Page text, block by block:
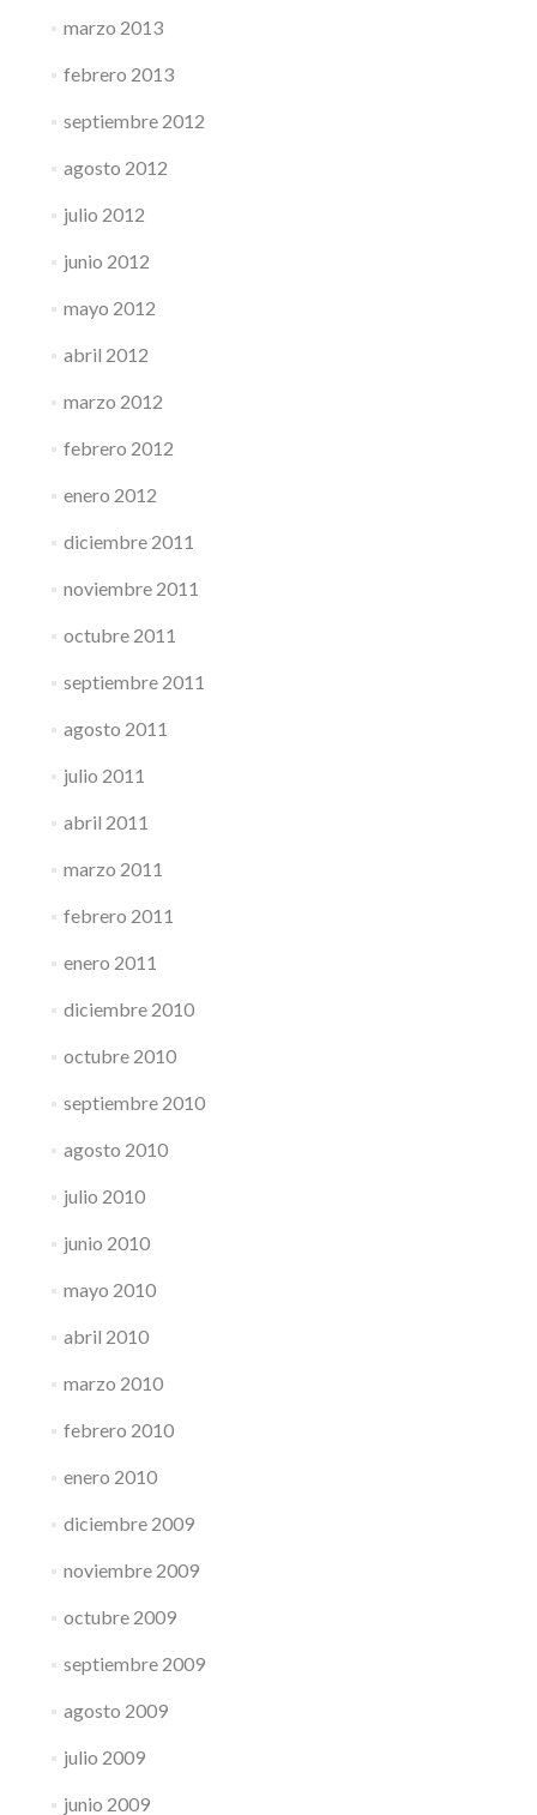
marzo 2013
febrero 2013
septiembre 2012
agosto 2012
julio 2012
junio 2012
mayo 2012
abril 2012
marzo 2012
febrero 2012
enero 2012
diciembre 2011
noviembre 2011
octubre 2011
septiembre 2011
agosto 2011
julio 2011
abril 2011
marzo 2011
febrero 2011
enero 2011
diciembre 2010
octubre 2010
septiembre 2010
agosto 2010
julio 2010
junio 2010
mayo 2010
abril 2010
marzo 2010
febrero 2010
enero 2010
diciembre 2009
noviembre 2009
octubre 2009
septiembre 2009
agosto 2009
julio 2009
junio 2009